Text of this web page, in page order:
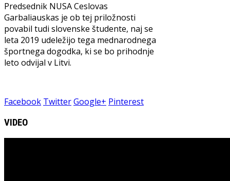
Predsednik NUSA Ceslovas
Garbaliauskas je ob tej priložnosti
povabil tudi slovenske študente, naj se
leta 2019 udeležijo tega mednarodnega
športnega dogodka, ki se bo prihodnje
leto odvijal v Litvi.
Facebook TwitterGoogle+ Pinterest
VIDEO